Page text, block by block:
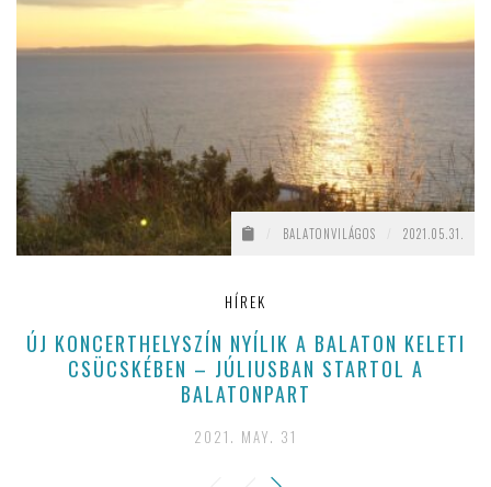
BALATONVILÁGOS 2021.05.31.
HÍREK
ÚJ KONCERTHELYSZÍN NYÍLIK A BALATON KELETI
CSÜCSKÉBEN – JÚLIUSBAN STARTOL A
BALATONPART
2021. MAY. 31